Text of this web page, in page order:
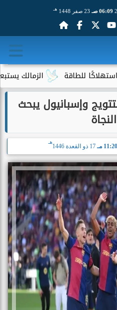
06:09 صـ 23 صفر 1448 هـ
الزمالك يستبعد 4 لاعبين شباب من حساباته في الموسم الجديد للطاقة
وإسبانيول يبحث
11:20 مـ 17 ذو القعدة 1446
هـ